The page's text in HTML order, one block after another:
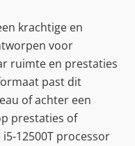
krachtige en
voor
ruimte en prestaties
past dit
of achter een
prestaties of
12500T processor